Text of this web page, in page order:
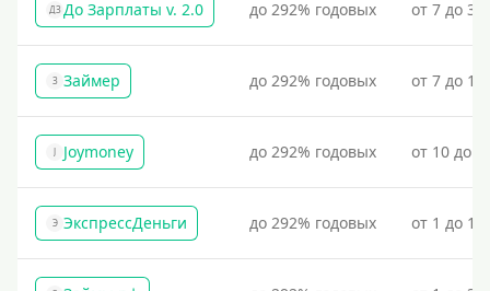
ДЗ До Зарплаты v. 2.0 до 292% годовых от 7 до
З Займер до 292% годовых от 7 до
J Joymoney до 292% годовых от 10 до
Э ЭкспрессДеньги до 292% годовых от 1 до